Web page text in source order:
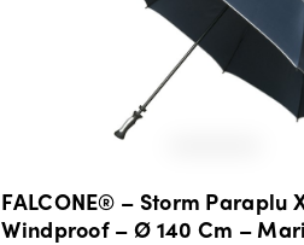
FALCONE® – Storm Paraplu
Windproof – Ø 140 Cm –